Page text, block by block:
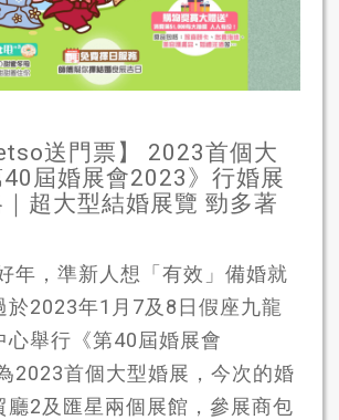
送門票】 2023首個大
屆婚展會2023》行婚展
超大型結婚展覽 勁多著
年，準新人想「有效」備婚就
於2023年1月7及8日假座九龍
心舉行《第40屆婚展會
2023首個大型婚展，今次的婚
廳2及匯星兩個展館，參展商包